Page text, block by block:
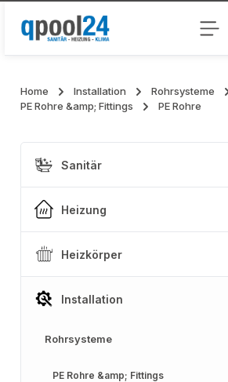
Zum Hauptinhalt springen
Home Installation
Rohrsysteme
PE Rohre &amp; Fittings
PE Rohre
Sanitär
Heizung
Heizkörper
Installation
Rohrsysteme
PE Rohre &amp; Fittings